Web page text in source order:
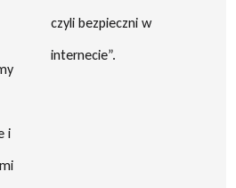
i
czyli bezpieczni w
internecie”.